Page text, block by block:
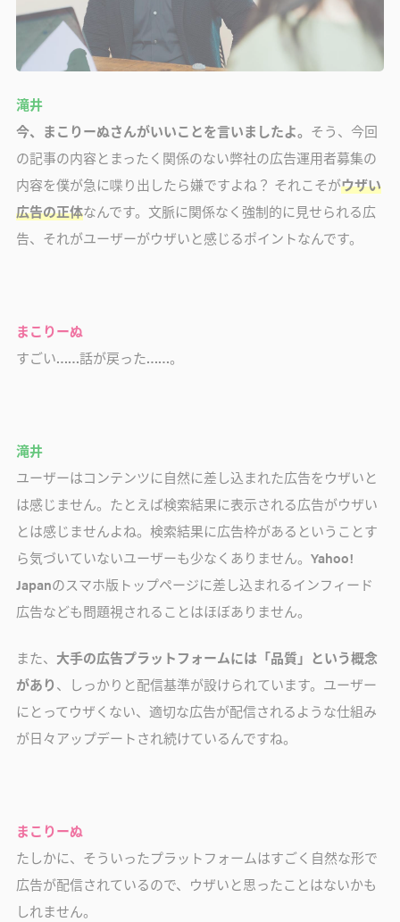
滝井
今、まこりーぬさんがいいことを言いましたよ。 そう、今回
の記事の内容とまったく関係のない弊社の広告運用者募集の
内容を僕が急に喋り出したら嫌ですよね？ それこそがウザい
広告の正体なんです。文脈に関係なく強制的に見せられる広
告、それがユーザーがウザいと感じるポイントなんです。
まこりーぬ
すごい……話が戻った……。
滝井
ユーザーはコンテンツに自然に差し込まれた広告をウザいと
は感じません。たとえば検索結果に表示される広告がウザい
とは感じませんよね。検索結果に広告枠があるということす
ら気づいていないユーザーも少なくありません。Yahoo!
Japanのスマホ版トップページに差し込まれるインフィード
広告なども問題視されることはほぼありません。
また、 大手の広告プラットフォームには「品質」という概念
があり、しっかりと配信基準が設けられています。ユーザー
にとってウザくない、適切な広告が配信されるような仕組み
が日々アップデートされ続けているんですね。
まこりーぬ
たしかに、そういったプラットフォームはすごく自然な形で
広告が配信されているので、ウザいと思ったことはないかも
しれません。